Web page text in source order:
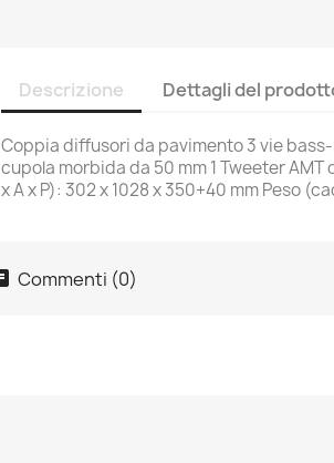
Descrizione Dettagli del
Coppia diffusori da pavimento 3 vie
cupola morbida da 50 mm 1 Tweeter
x A x P): 302 x 1028 x 350+40 mm Peso
Commenti (0)